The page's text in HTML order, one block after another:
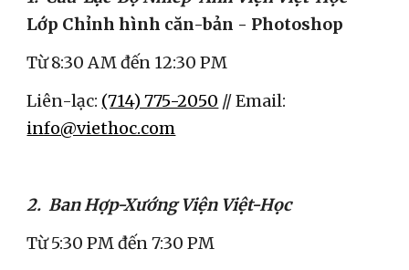
Lớp Chỉnh hình căn-bản - Photoshop
Từ 8:30 AM đến 12:30 PM
Liên-lạc: (714) 775-2050
info@viethoc.com
2.  Ban Hợp-Xướng Viện Việt-Học
Từ 5:30 PM đến 7:30 PM